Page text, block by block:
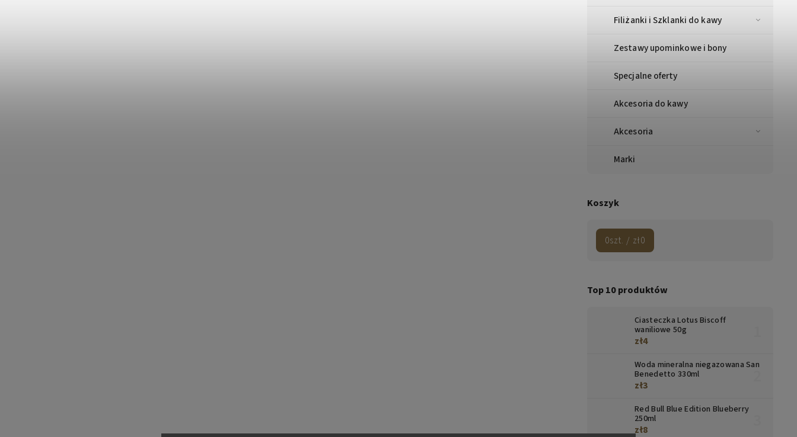
Filiżanki i Szklanki do kawy
Zestawy upominkowe i bony
Specjalne oferty
Akcesoria do kawy
Akcesoria
Marki
Koszyk
0szt. / zł0
Top 10 produktów
Ciasteczka Lotus Biscoff
waniliowe 50g
zł4
Woda mineralna niegazowana San
Benedetto 330ml
zł3
Red Bull Blue Edition Blueberry
250ml
zł8